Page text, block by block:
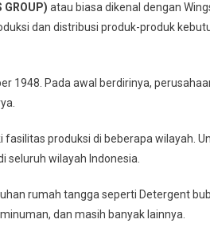
GROUP) atau biasa dikenal dengan
dan distribusi produk-produk
1948. Pada awal berdirinya,
fasilitas produksi di beberapa wilayah.
seluruh wilayah Indonesia.
rumah tangga seperti Detergent
dan masih banyak lainnya.